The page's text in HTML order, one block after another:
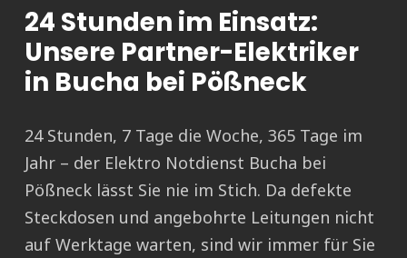
24 Stunden im Einsatz:
Unsere Partner-Elektriker
in Bucha bei Pößneck
24 Stunden, 7 Tage die Woche, 365 Tage im
Jahr – der Elektro Notdienst Bucha bei
Pößneck lässt Sie nie im Stich. Da defekte
Steckdosen und angebohrte Leitungen nicht
auf Werktage warten, sind wir immer für Sie